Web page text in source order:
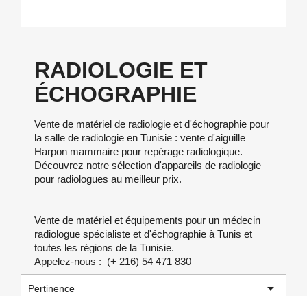
RADIOLOGIE ET
ÉCHOGRAPHIE
Vente de matériel de radiologie et d'échographie pour
la salle de radiologie en Tunisie : vente d'aiguille
Harpon mammaire pour repérage radiologique.
Découvrez notre sélection d'appareils de radiologie
pour radiologues au meilleur prix.
Vente de matériel et équipements pour un médecin
radiologue spécialiste et d'échographie à Tunis et
toutes les régions de la Tunisie.
Appelez-nous : (+ 216) 54 471 830
Pertinence 